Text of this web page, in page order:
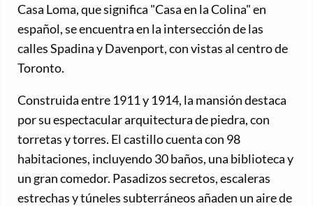
Casa Loma, que significa "Casa en la Colina" en
español, se encuentra en la intersección de las
calles Spadina y Davenport, con vistas al centro de
Toronto.
Construida entre 1911 y 1914, la mansión destaca
por su espectacular arquitectura de piedra, con
torretas y torres. El castillo cuenta con 98
habitaciones, incluyendo 30 baños, una biblioteca y
un gran comedor. Pasadizos secretos, escaleras
estrechas y túneles subterráneos añaden un aire de